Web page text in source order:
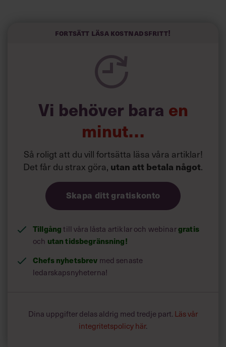
motionerar. De som utnyttjar veckans friskvårdstimme
deltar i utlottningen av små presenter varje månad. På så
sätt har vi fått inte bara de redan aktiva att röra på sig«,
på stort allvar:
»Jag motionerade nog tre till fyra timmar varje dag.
Eftersom jag från början låg bra till i placeringslistan ville
jag inte tappa placeringar under den tid tävlingen pågick.
Visade stegräknaren bara 17 000 steg den dagen när jag
kom hem från jobbet kunde jag inte hålla mig från att ta
en löprunda eller cykeltur på kvällen.«
vlingsmomentet var det som fick
antal steg i församlingen de sex veckor tävlingen pågick.
Fortsätt läsa kostnadsfritt!
Vi behöver bara en
minut…
Så roligt att du vill fortsätta läsa våra artiklar!
Det får du strax göra, utan att betala något.
Skapa ditt gratiskonto
Tillgångtill våra låsta artiklar och webinargratis
och utan tidsbegränsning!
Chefs nyhetsbrev med senaste
ledarskapsnyheterna!
Dina uppgifter delas aldrig med tredje part. Läs vår
integritetspolicy här.